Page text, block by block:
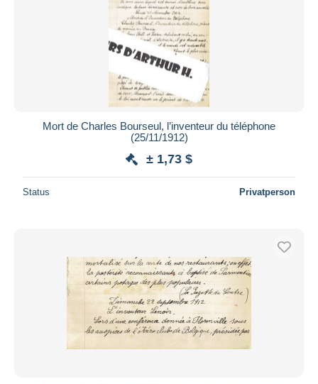
Mort de Charles Bourseul, l’inventeur du téléphone
(25/11/1912)
± 1,73 $
Status Privatperson